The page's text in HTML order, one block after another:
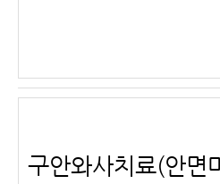
구안와사치료(안면